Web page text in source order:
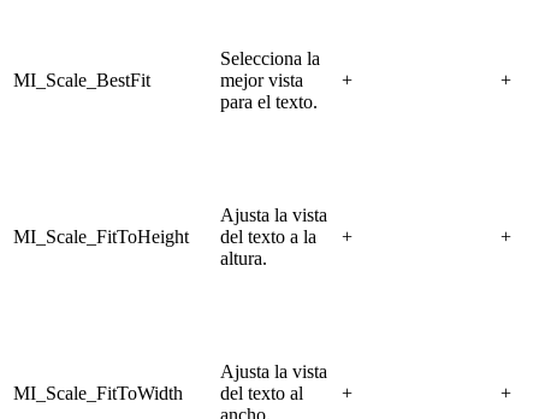
MI_Scale_BestFit
Selecciona la
mejor vista
para el texto.
+ +
MI_Scale_FitToHeight
Ajusta la vista
del texto a la
altura.
+ +
MI_Scale_FitToWidth
Ajusta la vista
del texto al
ancho.
+ +